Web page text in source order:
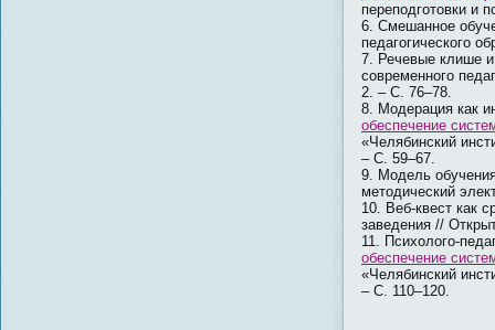
переподготовки и
Смешанное
педагогического
Речевые клише
современного
2. – С. 76–78.
Модерация как
обеспечение
«Челябинский
– С. 59–67.
Модель
методический
Веб-квест как
заведения //
Психолого-
обеспечение
«Челябинский
– С. 110–120.